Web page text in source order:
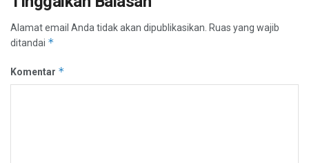
Alamat email Anda tidak akan dipublikasikan. Ruas yang wajib
ditandai *
Komentar *